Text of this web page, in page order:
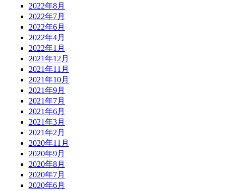
2022年8月
2022年7月
2022年6月
2022年4月
2022年1月
2021年12月
2021年11月
2021年10月
2021年9月
2021年7月
2021年6月
2021年3月
2021年2月
2020年11月
2020年9月
2020年8月
2020年7月
2020年6月